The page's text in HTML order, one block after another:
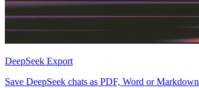
DeepSeek Export
Save DeepSeek chats as PDF, Word or Markdown